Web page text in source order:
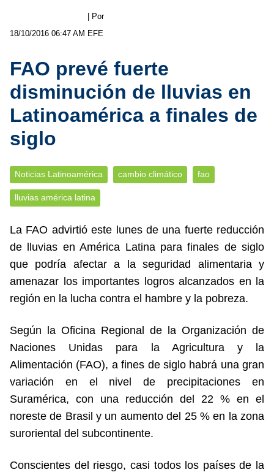
18/10/2016 06:47 AM
| Por
EFE
FAO prevé fuerte
disminución de lluvias en
Latinoamérica a finales de
siglo
Noticias Latinoamérica cambio climático fao
lluvias américa latina
La FAO advirtió este lunes de una fuerte reducción
de lluvias en América Latina para finales de siglo
que podría afectar a la seguridad alimentaria y
amenazar los importantes logros alcanzados en la
región en la lucha contra el hambre y la pobreza.
Según la Oficina Regional de la Organización de
Naciones Unidas para la Agricultura y la
Alimentación (FAO), a fines de siglo habrá una gran
variación en el nivel de precipitaciones en
Suramérica, con una reducción del 22 % en el
noreste de Brasil y un aumento del 25 % en la zona
suroriental del subcontinente.
Conscientes del riesgo, casi todos los países de la